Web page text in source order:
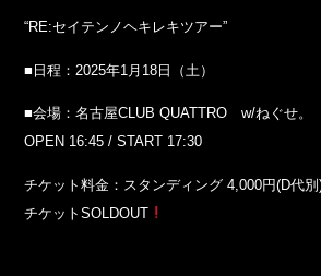
“RE:セイテンノヘキレキツアー”
■日程：2025年1月18日（土）
■会場：名古屋CLUB QUATTRO w/ねぐせ。
OPEN 16:45 / START 17:30
チケット料金：スタンディング 4,000円(D代別
チケットSOLDOUT